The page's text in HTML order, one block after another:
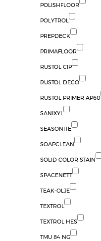
POLISHFLOOR
POLYTROL
PREPDECK
PRIMAFLOOR
RUSTOL CIP
RUSTOL DECO
RUSTOL PRIMER AP60
SANIXYL
SEASONITE
SOAPCLEAN
SOLID COLOR STAIN
SPACENETT
TEAK-OLJE
TEXTROL
TEXTROL HES
TMU 84 NG